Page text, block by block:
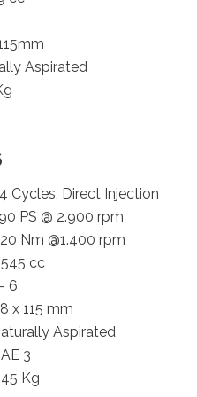
Aspirated
Cycles, Direct Injection
@ 2.900 rpm
@1.400 rpm
cc
6
115 mm
Aspirated
3
Kg